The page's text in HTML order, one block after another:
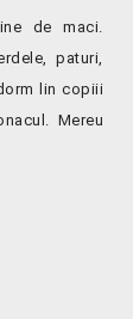
de maci.
paturi,
lin copiii
Mereu